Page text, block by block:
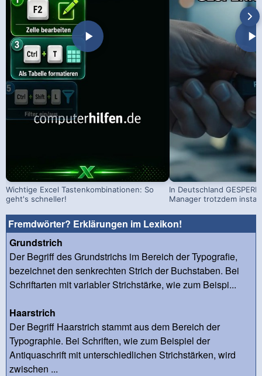
Wichtige Excel Tastenkombinationen: So
geht's schneller!
In Deutschland
Manager trotzdem
Fremdwörter? Erklärungen im Lexikon!
Grundstrich
Der Begriff des Grundstrichs im Bereich der Typografie,
bezeichnet den senkrechten Strich der Buchstaben. Bei
Schriftarten mit variabler Strichstärke, wie zum Beispi...
Haarstrich
Der Begriff Haarstrich stammt aus dem Bereich der
Typographie. Bei Schriften, wie zum Beispiel der
Antiquaschrift mit unterschiedlichen Strichstärken, wird
zwischen ...